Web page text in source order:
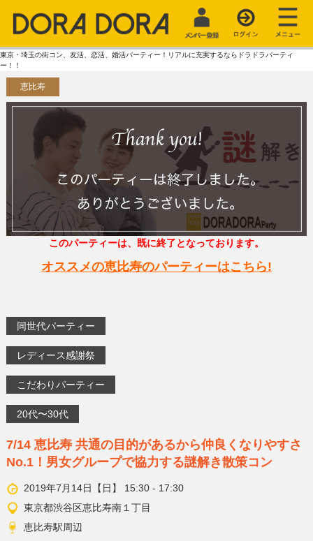
東京・埼玉の街コン、友活、恋活、婚活パーティー！リアルに充実するならドラドラパーティ
ー！！
恵比寿
このパーティーは、既に終了となっております。
オススメの恵比寿のパーティーはこちら!
同世代パーティー
レディース感謝祭
こだわりパーティー
20代〜30代
7/14 恵比寿 共通の目的があるから仲良くなりやすさ
No.1！男女グループで協力する謎解き散策コン
2019年7月14日【日】 15:30 - 17:30
東京都渋谷区恵比寿南１丁目
恵比寿駅周辺